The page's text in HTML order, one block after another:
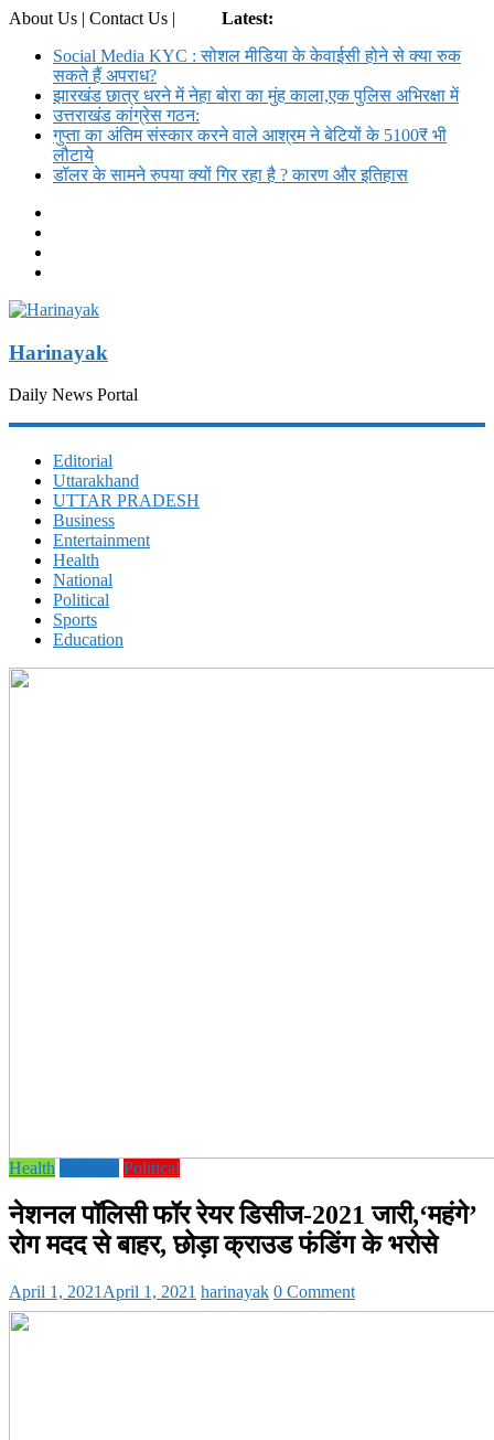
About Us | Contact Us |
Latest:
Social Media KYC : सोशल मीडिया के केवाईसी होने से क्या रुक
सकते हैं अपराध?
झारखंड छात्र धरने में नेहा बोरा का मुंह काला,एक पुलिस अभिरक्षा में
उत्तराखंड कांग्रेस गठन:
गुप्ता का अंतिम संस्कार करने वाले आश्रम ने बेटियों के 5100₹ भी
लौटाये
डॉलर के सामने रुपया क्यों गिर रहा है ? कारण और इतिहास
Harinayak
Daily News Portal
Editorial
Uttarakhand
UTTAR PRADESH
Business
Entertainment
Health
National
Political
Sports
Education
Health Political
नेशनल पॉलिसी फॉर रेयर डिसीज-2021 जारी,‘महंगे’
रोग मदद से बाहर, छोड़ा क्राउड फंडिंग के भरोसे
April 1, 2021 April 1, 2021 harinayak 0 Comment